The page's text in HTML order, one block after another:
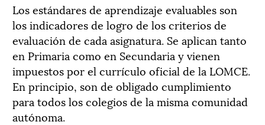
Los estándares de aprendizaje evaluables son
los indicadores de logro de los criterios de
evaluación de cada asignatura. Se aplican tanto
en Primaria como en Secundaria y vienen
impuestos por el currículo oficial de la LOMCE.
En principio, son de obligado cumplimiento
para todos los colegios de la misma comunidad
autónoma.